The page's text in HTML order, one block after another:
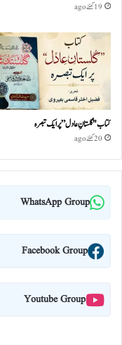
19 گھنٹے ago
کتاب "گلستانِ عادل” پر ایک تبصرہ
20 گھنٹے ago
WhatsApp Group
Facebook Group
Youtube Group